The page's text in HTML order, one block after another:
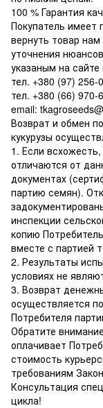
100 % Гарантия
Покупатель имеет
вернуть товар
уточнения
указаным на сайте
тел. +380 (97) 256-
тел. +380 (66) 970-
email:
Возврат и обмен
кукурузы
1. Если
отличаются от
документах
партию семян).
инспекции
копию
вместе с партией
2. Результаты
условиях не
3. Возврат
осуществляется
Потребителя
Обратите
оплачивает
стоимость
требованиям
Консультация
цикла!